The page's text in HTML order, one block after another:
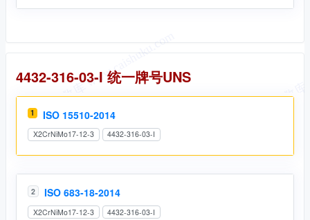
统一牌号
4432-316-03-I 统一牌号UNS
1 ISO 15510-2014
X2CrNiMo17-12-3 4432-316-03-I
2 ISO 683-18-2014
X2CrNiMo17-12-3 4432-316-03-I